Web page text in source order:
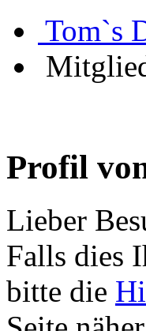
Tom`s
Profil
Lieber
Falls dies
bitte die